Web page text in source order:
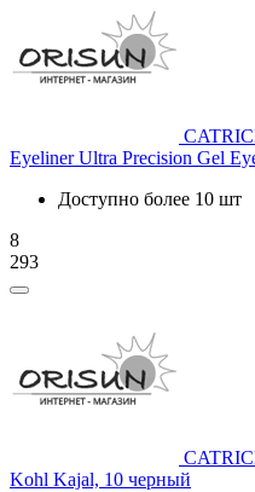
Eyeliner Ultra Precision Gel
Доступно более 10 шт
8
293
Kohl Kajal, 10 черный